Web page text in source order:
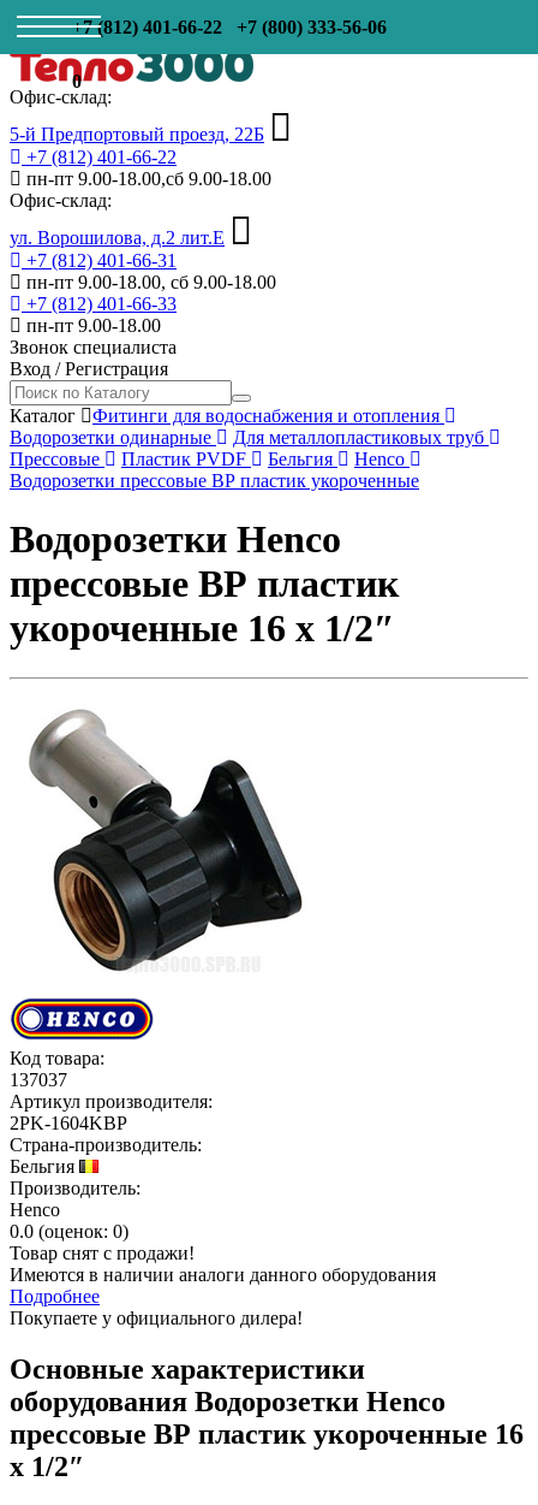
+7 (812) 401-66-22 +7 (800) 333-56-06
0
Офис-склад:
5-й Предпортовый проезд, 22Б
+7 (812) 401-66-22
пн-пт 9.00-18.00,сб 9.00-18.00
Офис-склад:
ул. Ворошилова, д.2 лит.Е
+7 (812) 401-66-31
пн-пт 9.00-18.00, сб 9.00-18.00
+7 (812) 401-66-33
пн-пт 9.00-18.00
Звонок специалиста
Вход /Регистрация
Каталог
Фитинги для водоснабжения и отопления
Водорозетки одинарные
Для металлопластиковых труб
Прессовые
Пластик PVDF Бельгия
Henco
Водорозетки прессовые ВР пластик укороченные
Водорозетки Henco
прессовые ВР пластик
укороченные 16 x 1/2″
Код товара:
137037
Артикул производителя:
2PK-1604KBP
Страна-производитель:
Бельгия
Производитель:
Henco
0.0 (оценок: 0)
Товар снят с продажи!
Имеются в наличии аналоги данного оборудования
Подробнее
Покупаете у официального дилера!
Основные характеристики
оборудования Водорозетки Henco
прессовые ВР пластик укороченные 16
x 1/2″